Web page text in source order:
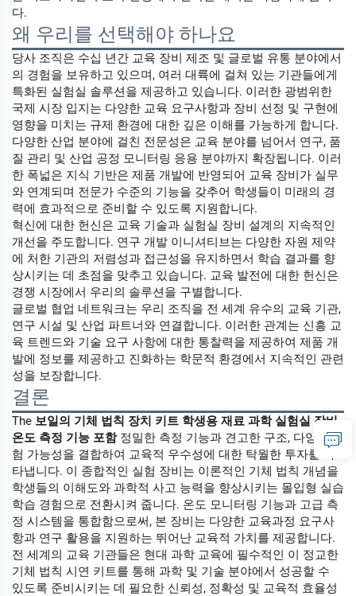
다.
왜 우리를 선택해야 하나요
당사 조직은 수십 년간 교육 장비 제조 및 글로벌 유통 분야에서
의 경험을 보유하고 있으며, 여러 대륙에 걸쳐 있는 기관들에게
특화된 실험실 솔루션을 제공하고 있습니다. 이러한 광범위한
국제 시장 입지는 다양한 교육 요구사항과 장비 선정 및 구현에
영향을 미치는 규제 환경에 대한 깊은 이해를 가능하게 합니다.
다양한 산업 분야에 걸친 전문성은 교육 분야를 넘어서 연구, 품
질 관리 및 산업 공정 모니터링 응용 분야까지 확장됩니다. 이러
한 폭넓은 지식 기반은 제품 개발에 반영되어 교육 장비가 실무
와 연계되며 전문가 수준의 기능을 갖추어 학생들이 미래의 경
력에 효과적으로 준비할 수 있도록 지원합니다.
혁신에 대한 헌신은 교육 기술과 실험실 장비 설계의 지속적인
개선을 주도합니다. 연구 개발 이니셔티브는 다양한 자원 제약
에 처한 기관의 저렴성과 접근성을 유지하면서 학습 결과를 향
상시키는 데 초점을 맞추고 있습니다. 교육 발전에 대한 헌신은
경쟁 시장에서 우리의 솔루션을 구별합니다.
글로벌 협업 네트워크는 우리 조직을 전 세계 유수의 교육 기관,
연구 시설 및 산업 파트너와 연결합니다. 이러한 관계는 신흥 교
육 트렌드와 기술 요구 사항에 대한 통찰력을 제공하여 제품 개
발에 정보를 제공하고 진화하는 학문적 환경에서 지속적인 관련
성을 보장합니다.
결론
The 보일의 기체 법칙 장치 키트 학생용 재료 과학 실험실 장비
온도 측정 기능 포함 정밀한 측정 기능과 견고한 구조, 다양한 실
험 가능성을 결합하여 교육적 우수성에 대한 탁월한 투자를 나
타냅니다. 이 종합적인 실험 장비는 이론적인 기체 법칙 개념을
학생들의 이해도와 과학적 사고 능력을 향상시키는 몰입형 실습
학습 경험으로 전환시켜 줍니다. 온도 모니터링 기능과 고급 측
정 시스템을 통합함으로써, 본 장비는 다양한 교육과정 요구사
항과 연구 활용을 지원하는 뛰어난 교육적 가치를 제공합니다.
전 세계의 교육 기관들은 현대 과학 교육에 필수적인 이 정교한
기체 법칙 시연 키트를 통해 과학 및 기술 분야에서 성공할 수
있도록 준비시키는 데 필요한 신뢰성, 정확성 및 교육적 효율성